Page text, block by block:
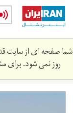
Skip
main
content
شما صفحه ای از سایت
روز نمی شود. برای
رودخانه